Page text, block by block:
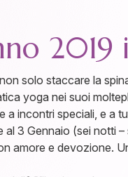
solo staccare la
yoga nei suoi
incontri speciali, e a
3 Gennaio (sei notti
amore e devozione.